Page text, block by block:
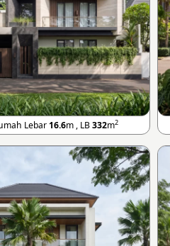
Lebar 16.6m , LB332m2